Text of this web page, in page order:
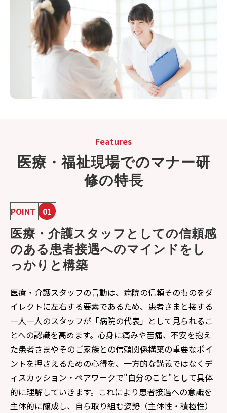
Features
医療・福祉現場でのマナー研
修の特長
POINT 01
医療・介護スタッフとしての信頼感
のある患者接遇へのマインドをし
っかりと構築
医療・介護スタッフの言動は、病院の信頼そのものをダ
イレクトに左右する要素であるため、患者さまと接する
一人一人のスタッフが「病院の代表」として見られるこ
とへの認識を高めます。心身に痛みや苦痛、不安を抱え
た患者さまやそのご家族との信頼関係構築の重要なポイ
ントを押さえるための心得を、一方的な講義ではなくデ
ィスカッション・ペアワークで"自分のこと"として具体
的に理解していきます。これにより患者接遇への意識を
主体的に醸成し、自ら取り組む姿勢（主体性・積極性）